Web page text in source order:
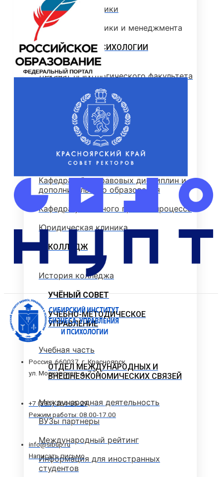
Кафедра экономики
Кафедра экономики и менеджмента
ФАКУЛЬТЕТ ПСИХОЛОГИИ
Деканат психологического факультета
Кафедра психологии
Кафедра общественных наук
Психологический центр «Сфера»
ЮРИДИЧЕСКИЙ ФАКУЛЬТЕТ
Кафедра общеправовых дисциплин и
дополнительного образования
Кафедра уголовного права и процесса
Юридическая клиника
КОЛЛЕДЖ
История колледжа
УЧЁНЫЙ СОВЕТ
УЧЕБНО-МЕТОДИЧЕСКОЕ
УПРАВЛЕНИЕ
Учебная часть
ОТДЕЛ МЕЖДУНАРОДНЫХ И
ВНЕШНЕЭКОНОМИЧЕСКИХ СВЯЗЕЙ
Международная деятельность
ВУЗы партнеры
Международный рейтинг
Информация для иностранных
студентов
Россия, 660037, г. Красноярск,
ул. Московская, д. 7 "А"
+7 (391) 264-55-29
Режим работы: 08.00-17.00
info@sibup.ru
Написать письмо